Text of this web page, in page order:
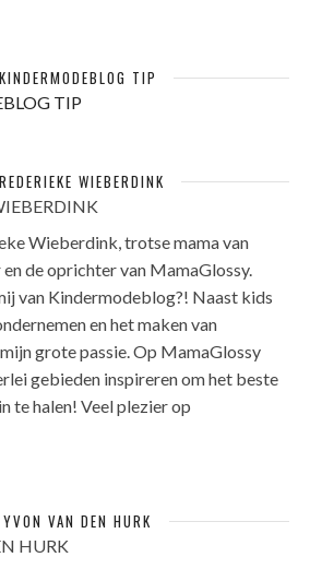
KINDERMODEBLOG TIP
WIEBERDINK
Wieberdink, trotse mama van
de oprichter van MamaGlossy.
van Kindermodeblog?! Naast kids
en het maken van
grote passie. Op MamaGlossy
gebieden inspireren om het beste
te halen! Veel plezier op
YVON VAN DEN HURK